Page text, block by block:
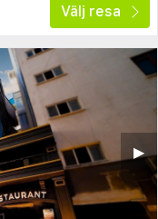
Välj resa
▶︎